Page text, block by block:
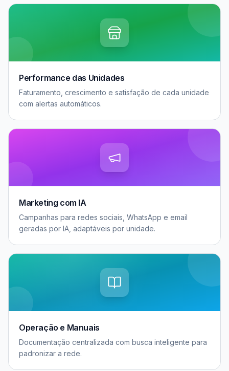
Performance das Unidades
Faturamento, crescimento e satisfação de cada unidade
com alertas automáticos.
Marketing com IA
Campanhas para redes sociais, WhatsApp e email
geradas por IA, adaptáveis por unidade.
Operação e Manuais
Documentação centralizada com busca inteligente para
padronizar a rede.